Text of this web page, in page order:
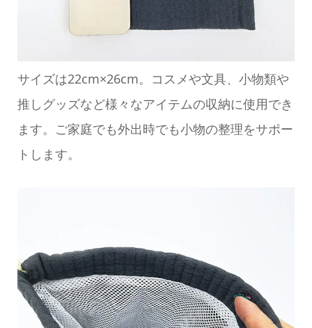
サイズは22cm×26cm。コスメや文具、小物類や
推しグッズなど様々なアイテムの収納に使用でき
ます。ご家庭でも外出時でも小物の整理をサポー
トします。